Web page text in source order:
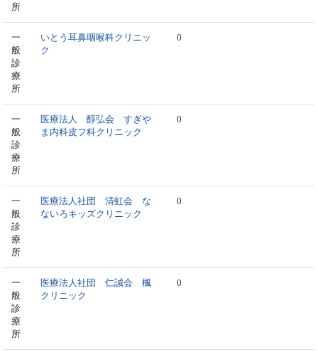
所
一
般
診
療
所
いとう耳鼻咽喉科クリニッ
ク
0
一
般
診
療
所
医療法人 醇弘会 すぎや
ま内科皮フ科クリニック
0
一
般
診
療
所
医療法人社団 清虹会 な
ないろキッズクリニック
0
一
般
診
療
所
医療法人社団 仁誠会 楓
クリニック
0